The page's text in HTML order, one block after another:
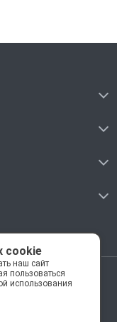
защищены
данных
cookie
наш сайт
пользоваться
использования